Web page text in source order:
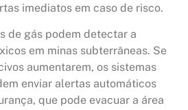
imediatos em caso de risco.
de gás podem detectar a
em minas subterrâneas. Se
aumentarem, os sistemas
enviar alertas automáticos
que pode evacuar a área